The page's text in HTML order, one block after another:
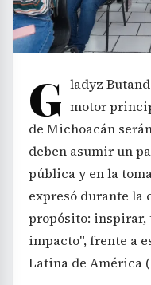
G ladyz
motor
de Michoacán
deben asumir un
pública y en la
expresó durante la
propósito: inspirar,
impacto", frente a
Latina de América